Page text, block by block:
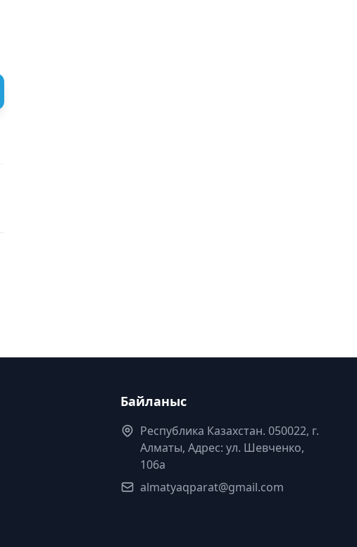
Байланыс
Республика Казахстан. 050022, г.
Алматы, Адрес: ул. Шевченко,
106а
almatyaqparat@gmail.com